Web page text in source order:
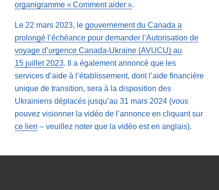
organigramme « Comment aider ».
Le 22 mars 2023, le gouvernement du Canada a
prolongé l’échéance pour demander l’Autorisation de
voyage d’urgence Canada-Ukraine (AVUCU) au
15 juillet 2023. Il a également annoncé que les
services d’aide à l’établissement, dont l’aide financière
unique de transition, sera à la disposition des
Ukrainiens déplacés jusqu’au 31 mars 2024 (vous
pouvez visionner la vidéo de l’annonce en cliquant sur
ce lien – veuillez noter que la vidéo est en anglais).